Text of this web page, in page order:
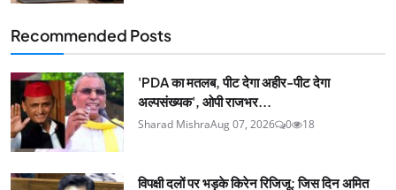
Recommended Posts
'PDA का मतलब, पीट देगा अहीर-पीट देगा
अल्पसंख्यक', ओपी राजभर...
Sharad MishraAug 07, 2026 0 18
विपक्षी दलों पर भड़के किरेन रिजिजू: जिस दिन अमित